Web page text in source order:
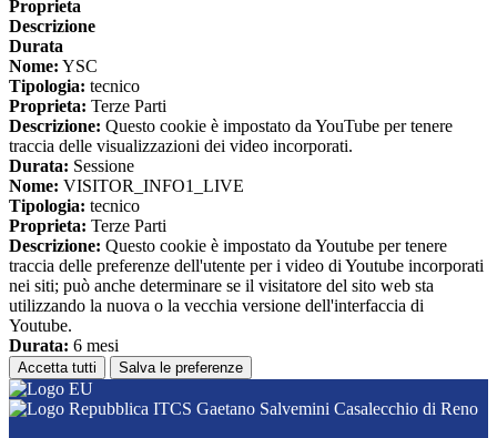
Proprieta
Descrizione
Durata
Nome: YSC
Tipologia: tecnico
Proprieta: Terze Parti
Descrizione: Questo cookie è impostato da YouTube per tenere
traccia delle visualizzazioni dei video incorporati.
Durata: Sessione
Nome: VISITOR_INFO1_LIVE
Tipologia: tecnico
Proprieta: Terze Parti
Descrizione: Questo cookie è impostato da Youtube per tenere
traccia delle preferenze dell'utente per i video di Youtube incorporati
nei siti; può anche determinare se il visitatore del sito web sta
utilizzando la nuova o la vecchia versione dell'interfaccia di
Youtube.
Durata: 6 mesi
Accetta tutti Salva le preferenze
ITCS Gaetano Salvemini Casalecchio di Reno